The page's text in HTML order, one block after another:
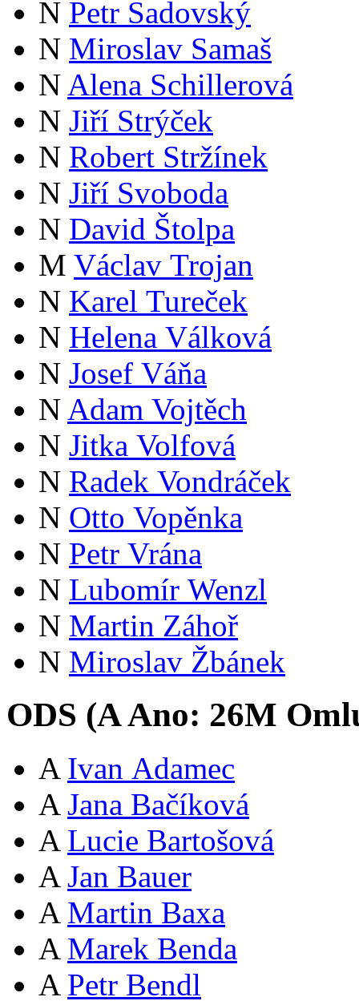
N Petr Sadovský
N Miroslav Samaš
N Alena Schillerová
N Jiří Strýček
N Robert Stržínek
N Jiří Svoboda
N David Štolpa
M Václav Trojan
N Karel Tureček
N Helena Válková
N Josef Váňa
N Adam Vojtěch
N Jitka Volfová
N Radek Vondráček
N Otto Vopěnka
N Petr Vrána
N Lubomír Wenzl
N Martin Záhoř
N Miroslav Žbánek
ODS (AAno: 26M
A Ivan Adamec
A Jana Bačíková
A Lucie Bartošová
A Jan Bauer
A Martin Baxa
A Marek Benda
A Petr Bendl